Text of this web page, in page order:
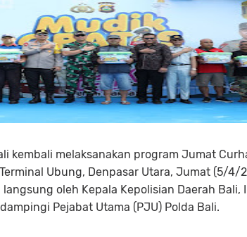
kembali melaksanakan program Jumat
Ubung, Denpasar Utara, Jumat (5/4/
oleh Kepala Kepolisian Daerah Bali,
Pejabat Utama (PJU) Polda Bali.